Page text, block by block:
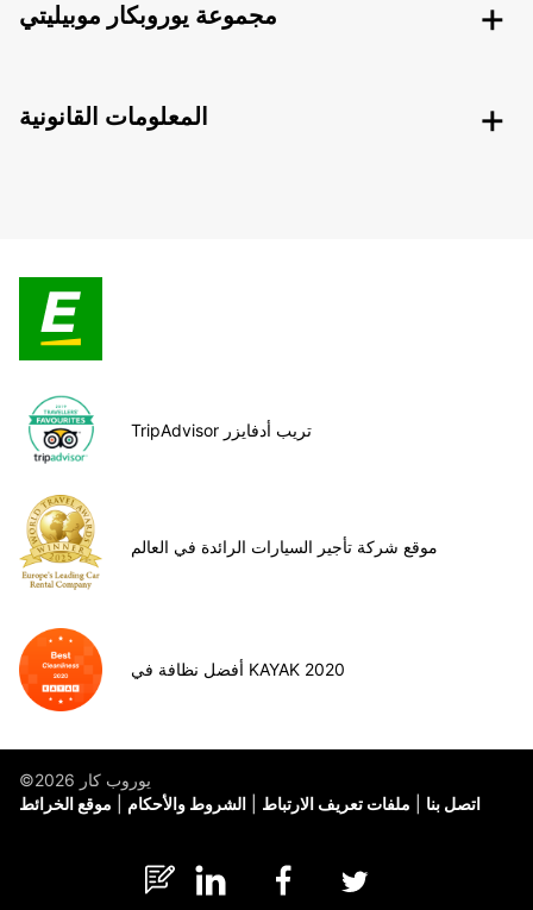
مجموعة يوروبكار موبيليتي
المعلومات القانونية
TripAdvisor تريب أدفايزر
موقع شركة تأجير السيارات الرائدة في العالم
أفضل نظافة في KAYAK 2020
©يوروب كار 2026
موقع الخرائط
الشروط والأحكام ملفات تعريف الارتباط اتصل بنا